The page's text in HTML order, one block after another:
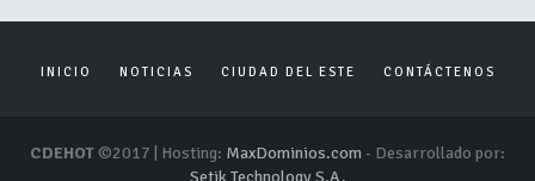
INICIO NOTICIAS CIUDAD DEL ESTE CONTÁCTENOS
CDEHOT ©2017 | Hosting: MaxDominios.com- Desarrollado por: